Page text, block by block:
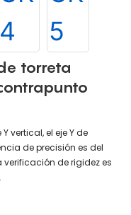
torreta
vertical, el eje Y de
de precisión es del
verificación de rigidez es